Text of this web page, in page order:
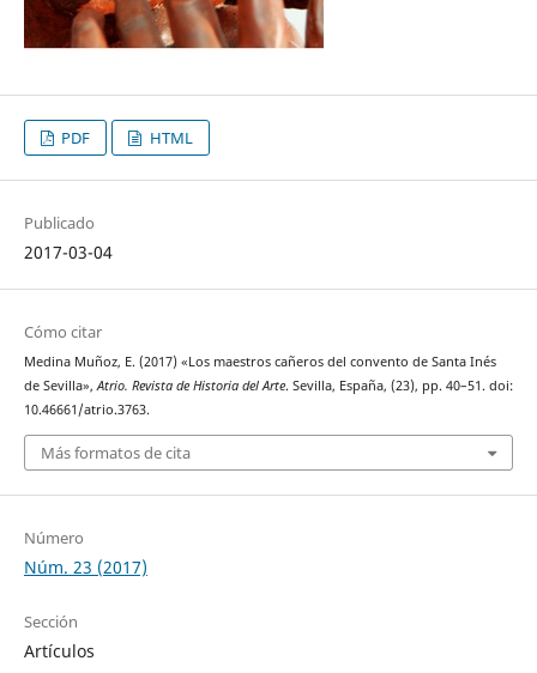
PDF HTML
Publicado
2017-03-04
Cómo citar
Medina Muñoz, E. (2017) «Los maestros cañeros del convento de Santa Inés
de Sevilla»,Atrio. Revista de Historia del Arte. Sevilla, España, (23), pp. 40–51. doi:
10.46661/atrio.3763.
Más formatos de cita
Número
Núm. 23 (2017)
Sección
Artículos